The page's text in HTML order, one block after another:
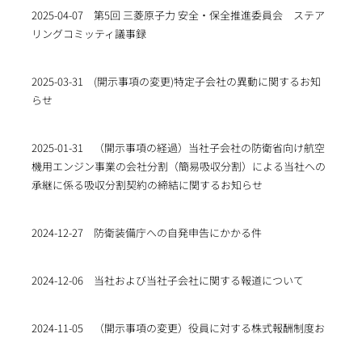
2025-04-07
第5回 三菱原子力 安全・保全推進委員会 ステア
リングコミッティ議事録
2025-03-31
(開示事項の変更)特定子会社の異動に関するお知
らせ
2025-01-31
（開示事項の経過）当社子会社の防衛省向け航空
機用エンジン事業の会社分割（簡易吸収分割）による当社への
承継に係る吸収分割契約の締結に関するお知らせ
2024-12-27 防衛装備庁への自発申告にかかる件
2024-12-06 当社および当社子会社に関する報道について
2024-11-05
（開示事項の変更）役員に対する株式報酬制度お